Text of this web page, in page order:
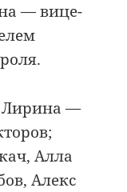
— вице-
Лирина —
Алла
Алекс